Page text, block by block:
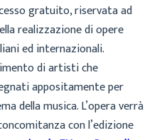
gratuito, riservata ad
realizzazione di opere
ed internazionali.
di artisti che
appositamente per
della musica. L’opera verrà
con l’edizione